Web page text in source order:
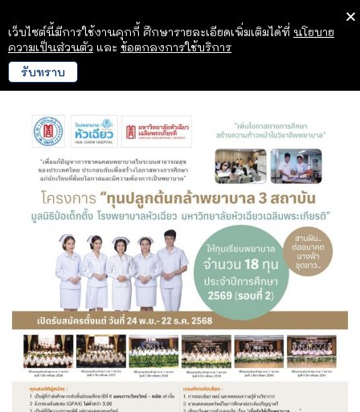
เว็บไซต์นี้มีการใช้งานคุกกี้ ศึกษารายละเอียดเพิ่มเติมได้ที่ นโยบาย
ความเป็นส่วนตัว และ ข้อตกลงการใช้บริการ
รับทราบ